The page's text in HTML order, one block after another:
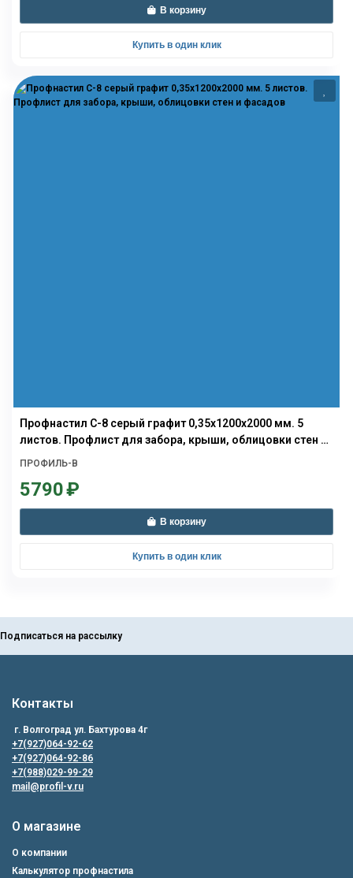
В корзину
Купить в один клик
Профнастил С-8 серый графит 0,35х1200х2000 мм. 5
листов. Профлист для забора, крыши, облицовки стен и
фасадов
ПРОФИЛЬ-В
5790₽
В корзину
Купить в один клик
Подписаться на рассылку
Контакты
г. Волгоград ул. Бахтурова 4г
+7(927)064-92-62
+7(927)064-92-86
+7(988)029-99-29
mail@profil-v.ru
О магазине
О компании
Калькулятор профнастила